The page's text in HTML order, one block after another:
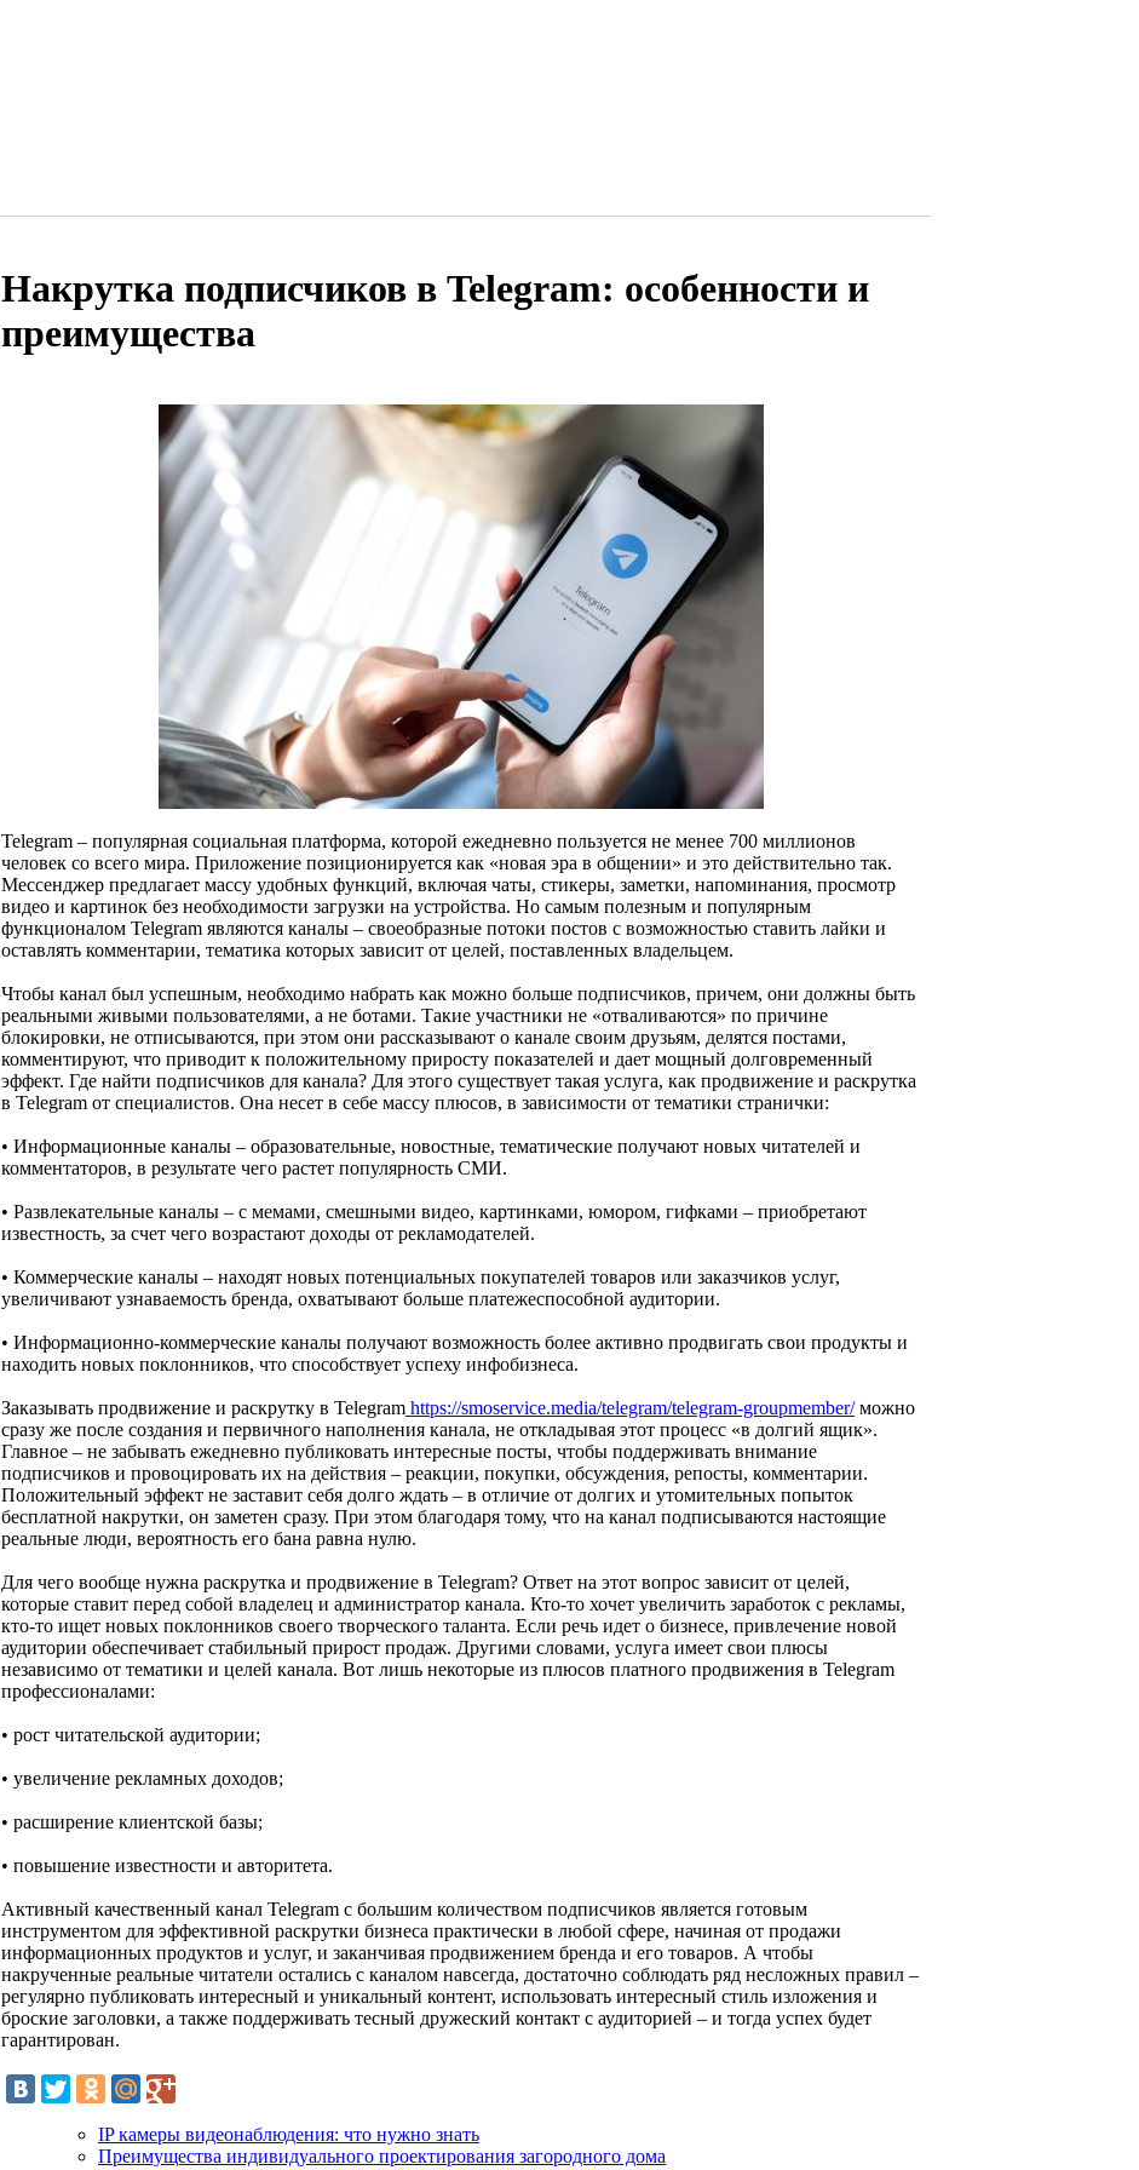
Накрутка подписчиков в Telegram: особенности и
преимущества
Telegram – популярная социальная платформа, которой ежедневно пользуется не менее 700 миллионов
человек со всего мира. Приложение позиционируется как «новая эра в общении» и это действительно так.
Мессенджер предлагает массу удобных функций, включая чаты, стикеры, заметки, напоминания, просмотр
видео и картинок без необходимости загрузки на устройства. Но самым полезным и популярным
функционалом Telegram являются каналы – своеобразные потоки постов с возможностью ставить лайки и
оставлять комментарии, тематика которых зависит от целей, поставленных владельцем.
Чтобы канал был успешным, необходимо набрать как можно больше подписчиков, причем, они должны быть
реальными живыми пользователями, а не ботами. Такие участники не «отваливаются» по причине
блокировки, не отписываются, при этом они рассказывают о канале своим друзьям, делятся постами,
комментируют, что приводит к положительному приросту показателей и дает мощный долговременный
эффект. Где найти подписчиков для канала? Для этого существует такая услуга, как продвижение и раскрутка
в Telegram от специалистов. Она несет в себе массу плюсов, в зависимости от тематики странички:
• Информационные каналы – образовательные, новостные, тематические получают новых читателей и
комментаторов, в результате чего растет популярность СМИ.
• Развлекательные каналы – с мемами, смешными видео, картинками, юмором, гифками – приобретают
известность, за счет чего возрастают доходы от рекламодателей.
• Коммерческие каналы – находят новых потенциальных покупателей товаров или заказчиков услуг,
увеличивают узнаваемость бренда, охватывают больше платежеспособной аудитории.
• Информационно-коммерческие каналы получают возможность более активно продвигать свои продукты и
находить новых поклонников, что способствует успеху инфобизнеса.
Заказывать продвижение и раскрутку в Telegram https://smoservice.media/telegram/telegram-groupmember/можно
сразу же после создания и первичного наполнения канала, не откладывая этот процесс «в долгий ящик».
Главное – не забывать ежедневно публиковать интересные посты, чтобы поддерживать внимание
подписчиков и провоцировать их на действия – реакции, покупки, обсуждения, репосты, комментарии.
Положительный эффект не заставит себя долго ждать – в отличие от долгих и утомительных попыток
бесплатной накрутки, он заметен сразу. При этом благодаря тому, что на канал подписываются настоящие
реальные люди, вероятность его бана равна нулю.
Для чего вообще нужна раскрутка и продвижение в Telegram? Ответ на этот вопрос зависит от целей,
которые ставит перед собой владелец и администратор канала. Кто-то хочет увеличить заработок с рекламы,
кто-то ищет новых поклонников своего творческого таланта. Если речь идет о бизнесе, привлечение новой
аудитории обеспечивает стабильный прирост продаж. Другими словами, услуга имеет свои плюсы
независимо от тематики и целей канала. Вот лишь некоторые из плюсов платного продвижения в Telegram
профессионалами:
• рост читательской аудитории;
• увеличение рекламных доходов;
• расширение клиентской базы;
• повышение известности и авторитета.
Активный качественный канал Telegram с большим количеством подписчиков является готовым
инструментом для эффективной раскрутки бизнеса практически в любой сфере, начиная от продажи
информационных продуктов и услуг, и заканчивая продвижением бренда и его товаров. А чтобы
накрученные реальные читатели остались с каналом навсегда, достаточно соблюдать ряд несложных правил –
регулярно публиковать интересный и уникальный контент, использовать интересный стиль изложения и
броские заголовки, а также поддерживать тесный дружеский контакт с аудиторией – и тогда успех будет
гарантирован.
IP камеры видеонаблюдения: что нужно знать
Преимущества индивидуального проектирования загородного дома